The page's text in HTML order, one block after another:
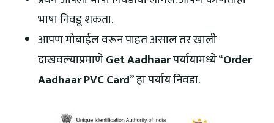
भाषा निवडू शकता.
आपण मोबाईल वरून पाहत असाल तर खाली
दाखवल्याप्रमाणेGet Aadhaarपर्यायामध्ये “Order
Aadhaar PVC Card” हा पर्याय निवडा.